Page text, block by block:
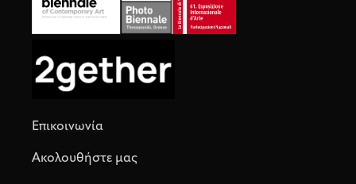
Επικοινωνία
Ακολουθήστε μας